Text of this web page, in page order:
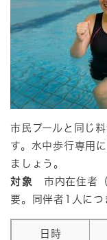
市民プールと同じ
す。水中歩行専用
ましょう。
対象
市内在住者
要。同伴者1人につ
日時